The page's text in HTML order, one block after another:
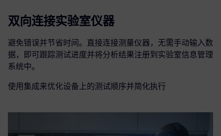
双向连接实验室仪器
避免错误并节省时间。直接连接测量仪器，无需手动输入数
据，即可跟踪测试进度并将分析结果注册到实验室信息管理
系统中。
使用集成来优化设备上的测试顺序并简化执行